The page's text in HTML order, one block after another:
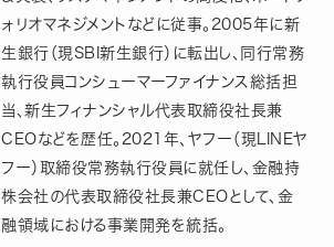
ォリオマネジメントなどに従事。2005年に新
生銀行（現SBI新生銀行）に転出し、同行常務
執行役員コンシューマーファイナンス総括担
当、新生フィナンシャル代表取締役社長兼
CEOなどを歴任。2021年、ヤフー（現LINEヤ
フー）取締役常務執行役員に就任し、金融持
株会社の代表取締役社長兼CEOとして、金
融領域における事業開発を統括。